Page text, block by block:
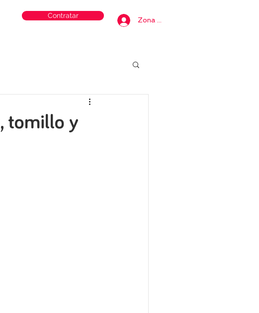
Contratar
Zona privada
tomillo y